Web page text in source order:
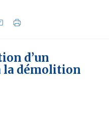
d’un
la démolition